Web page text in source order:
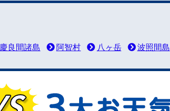
慶良間諸島 阿智村 八ヶ岳 波照間島